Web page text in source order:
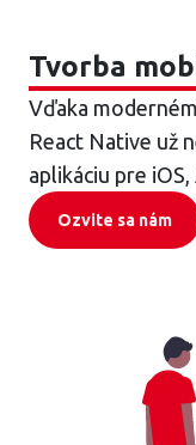
Tvorba
Vďaka
React Native už
aplikáciu pre
Ozvite sa nám